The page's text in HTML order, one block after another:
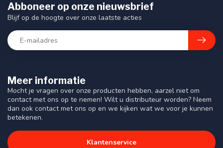
Meer informatie
Mocht je vragen over onze producten hebben, aarzel niet om
contact met ons op te nemen! Wilt u distributeur worden? Neem
dan ook contact met ons op en we kijken wat we voor je kunnen
betekenen.
Klantenservice
Abboneer op onze nieuwsbrief
Blijf op de hoogte over onze laatste acties